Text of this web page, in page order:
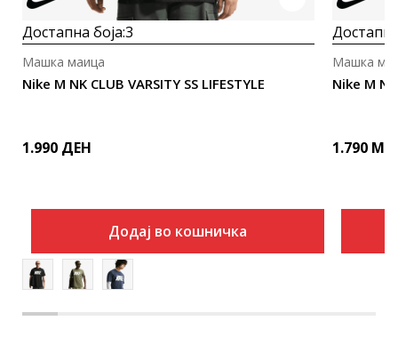
Достапна боја:3
Nike M NK CLUB VARSITY SS LIFESTYLE
Машка маица
1.990 ДЕН
Додај во кошничка
Nike M
Машка
1.790